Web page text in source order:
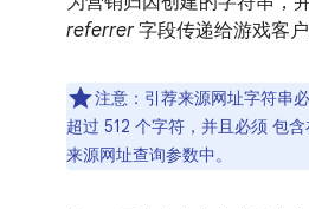
referrer字段传递给游戏客户
注意：引荐来源网址字符串
超过 512 个字符，并且必须 包
来源网址查询参数中。